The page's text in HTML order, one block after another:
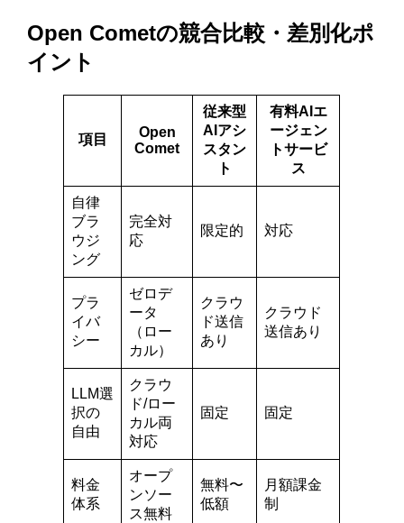
Open Cometの競合比較・差別化ポ
イント
項目
Open
Comet
従来型
AIアシ
スタン
ト
有料AIエ
ージェン
トサービ
ス
自律
ブラ
ウジ
ング
完全対
応
限定的 対応
プラ
イバ
シー
ゼロデ
ータ
（ロー
カル）
クラウ
ド送信
あり
クラウド
送信あり
LLM選
択の
自由
クラウ
ド/ロー
カル両
対応
固定 固定
料金
体系
オープ
ンソー
ス無料
無料〜
低額
月額課金
制